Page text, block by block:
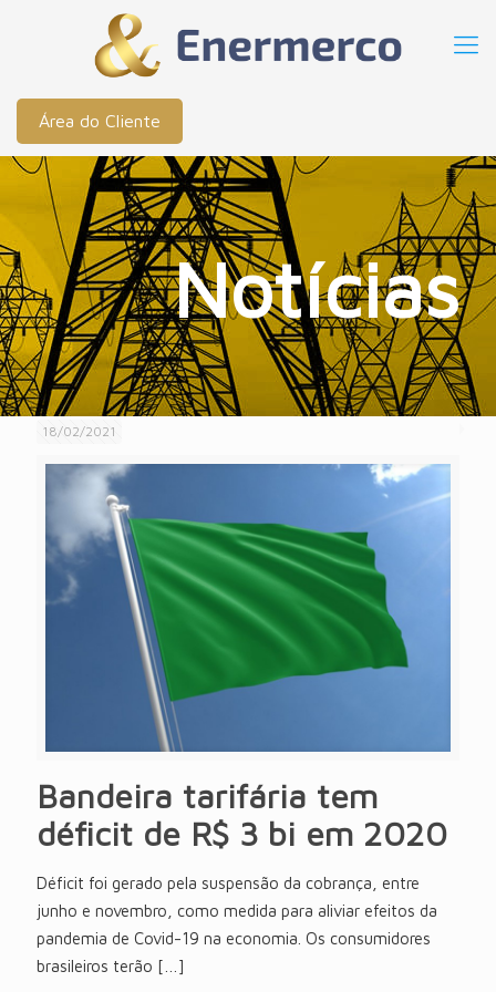
Área do Cliente
Notícias
18/02/2021
Bandeira tarifária tem
déficit de R$ 3 bi em 2020
Déficit foi gerado pela suspensão da cobrança, entre
junho e novembro, como medida para aliviar efeitos da
pandemia de Covid-19 na economia. Os consumidores
brasileiros terão […]